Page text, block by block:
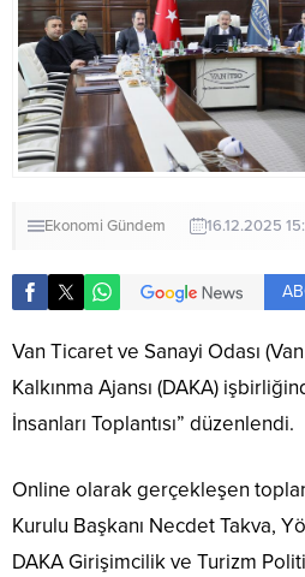
Ekonomi Gündem 16.12.2025
Van Ticaret ve Sanayi Odası
Kalkınma Ajansı (DAKA)
İnsanları Toplantısı” düzenlendi.
Online olarak gerçekleşen
Kurulu Başkanı Necdet Takva,
DAKA Girişimcilik ve Turizm